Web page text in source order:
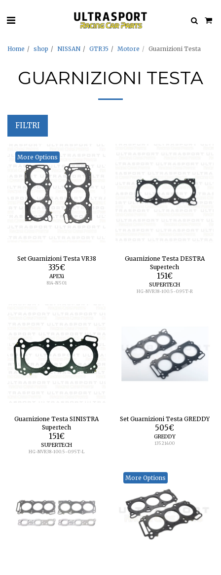
Home shop NISSAN GTR35 Motore Guarnizioni Testa
GUARNIZIONI TESTA
FILTRI
More Options
Set Guarnizioni Testa VR38
335€
APEXi
814-N501
Guarnizione Testa DESTRA
Supertech
151€
SUPERTECH
HG-NVR38-100.5-0.95T-R
Guarnizione Testa SINISTRA
Supertech
151€
SUPERTECH
HG-NVR38-100.5-0.95T-L
Set Guarnizioni Testa GREDDY
505€
GREDDY
13521400
More Options